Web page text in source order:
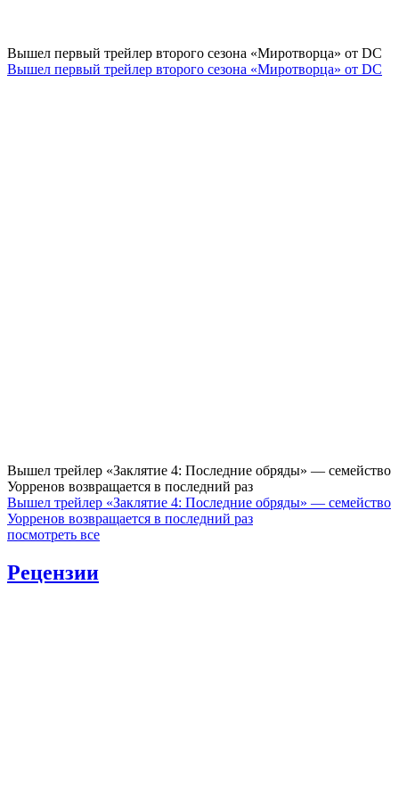
Вышел первый трейлер второго сезона «Миротворца» от DC
Вышел первый трейлер второго сезона «Миротворца» от DC
Вышел трейлер «Заклятие 4: Последние обряды» — семейство
Уорренов возвращается в последний раз
Вышел трейлер «Заклятие 4: Последние обряды» — семейство
Уорренов возвращается в последний раз
посмотреть все
Рецензии